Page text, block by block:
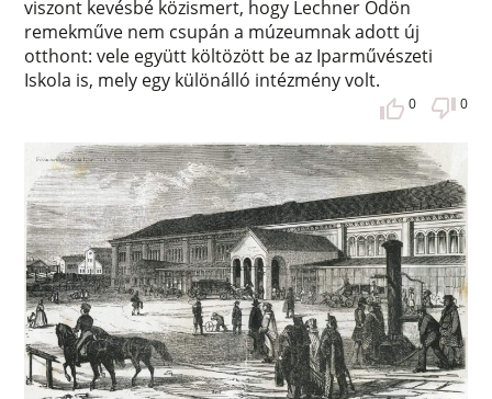
viszont kevésbé közismert, hogy Lechner Ödön
remekműve nem csupán a múzeumnak adott új
otthont: vele együtt költözött be az Iparművészeti
Iskola is, mely egy különálló intézmény volt.
0 0